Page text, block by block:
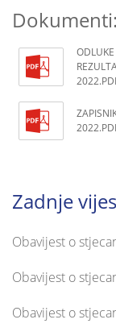
Dokumenti:
Zadnje
Obavijest o
Obavijest o
Obavijest o